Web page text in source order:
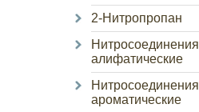
2-Нитропропан
Нитросоединения
алифатические
Нитросоединения
ароматические